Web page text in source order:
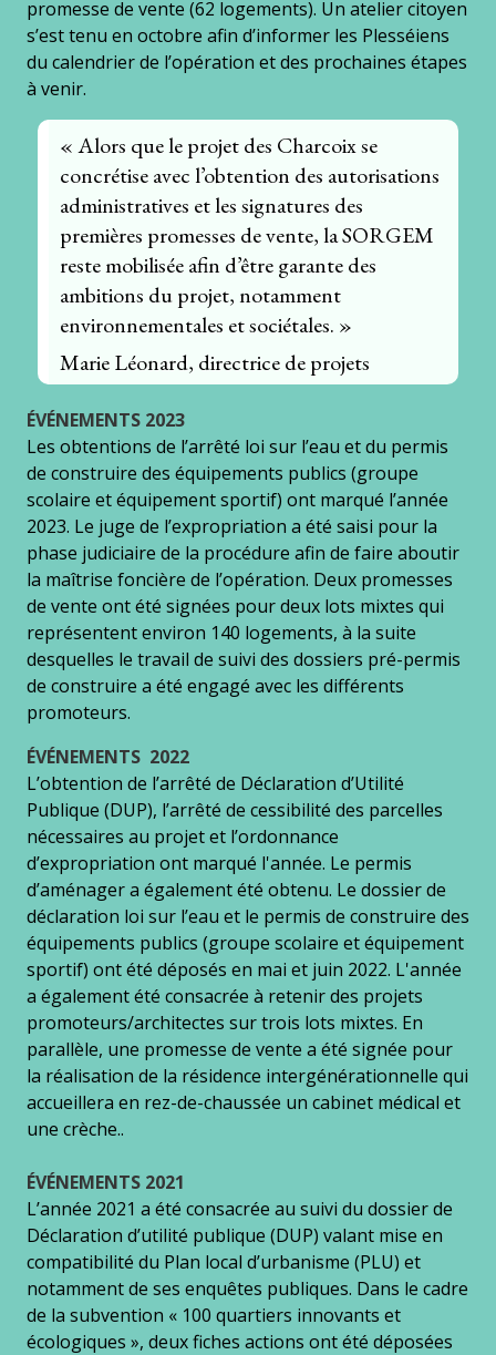
promesse de vente (62 logements). Un atelier citoyen
s’est tenu en octobre afin d’informer les Plesséiens
du calendrier de l’opération et des prochaines étapes
à venir.
« Alors que le projet des Charcoix se
concrétise avec l’obtention des autorisations
administratives et les signatures des
premières promesses de vente, la SORGEM
reste mobilisée afin d’être garante des
ambitions du projet, notamment
environnementales et sociétales. »
Marie Léonard, directrice de projets
ÉVÉNEMENTS 2023
Les obtentions de l’arrêté loi sur l’eau et du permis
de construire des équipements publics (groupe
scolaire et équipement sportif) ont marqué l’année
2023. Le juge de l’expropriation a été saisi pour la
phase judiciaire de la procédure afin de faire aboutir
la maîtrise foncière de l’opération. Deux promesses
de vente ont été signées pour deux lots mixtes qui
représentent environ 140 logements, à la suite
desquelles le travail de suivi des dossiers pré-permis
de construire a été engagé avec les différents
promoteurs.
ÉVÉNEMENTS 2022
L’obtention de l’arrêté de Déclaration d’Utilité
Publique (DUP), l’arrêté de cessibilité des parcelles
nécessaires au projet et l’ordonnance
d’expropriation ont marqué l'année. Le permis
d’aménager a également été obtenu. Le dossier de
déclaration loi sur l’eau et le permis de construire des
équipements publics (groupe scolaire et équipement
sportif) ont été déposés en mai et juin 2022. L'année
a également été consacrée à retenir des projets
promoteurs/architectes sur trois lots mixtes. En
parallèle, une promesse de vente a été signée pour
la réalisation de la résidence intergénérationnelle qui
accueillera en rez-de-chaussée un cabinet médical et
une crèche..
ÉVÉNEMENTS 2021
L’année 2021 a été consacrée au suivi du dossier de
Déclaration d’utilité publique (DUP) valant mise en
compatibilité du Plan local d’urbanisme (PLU) et
notamment de ses enquêtes publiques. Dans le cadre
de la subvention « 100 quartiers innovants et
écologiques », deux fiches actions ont été déposées